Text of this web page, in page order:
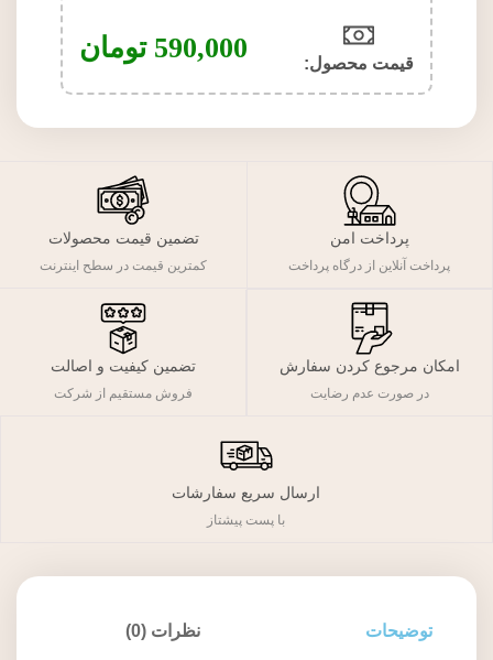
قیمت محصول:​ 590,000 تومان
پرداخت امن
پرداخت آنلاین از درگاه پرداخت
تضمین قیمت محصولات
کمترین قیمت در سطح اینترنت
امکان مرجوع کردن سفارش
در صورت عدم رضایت
تضمین کیفیت و اصالت
فروش مستقیم از شرکت
ارسال سریع سفارشات
با پست پیشتاز
توضیحات نظرات (0)